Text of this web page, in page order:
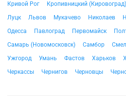
Кривой Рог
Кропивницкий (Кировоград)
Луцк
Львов Мукачево Николаев
Одесса
Павлоград Первомайск
Самарь (Новомосковск)
Самбор
Ужгород
Умань Фастов Харьков
Черкассы
Чернигов Черновцы